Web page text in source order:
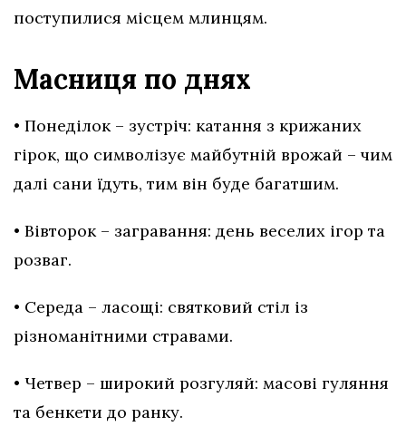
поступилися місцем млинцям.
Масниця по днях
• Понеділок – зустріч: катання з крижаних
гірок, що символізує майбутній врожай – чим
далі сани їдуть, тим він буде багатшим.
• Вівторок – загравання: день веселих ігор та
розваг.
• Середа – ласощі: святковий стіл із
різноманітними стравами.
• Четвер – широкий розгуляй: масові гуляння
та бенкети до ранку.